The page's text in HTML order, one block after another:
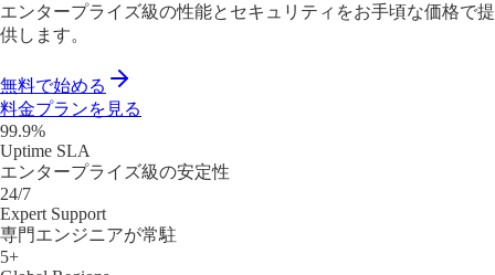
エンタープライズ級の性能とセキュリティをお手頃な価格で提
供します。
無料で始める
料金プランを見る
99.9%
Uptime SLA
エンタープライズ級の安定性
24/7
Expert Support
専門エンジニアが常駐
5+